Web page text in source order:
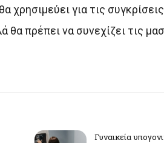
για τις
πρέπει να συνεχίζει τις
Γυναικεία